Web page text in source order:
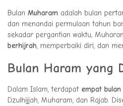
Bulan Muharam adalah bulan
dan menandai permulaan tahun
sekadar pergantian waktu,
berhijrah, memperbaiki diri, dan
Bulan Haram yang
Dalam Islam, terdapat empat
Dzulhijjah, Muharam, dan Rajab.